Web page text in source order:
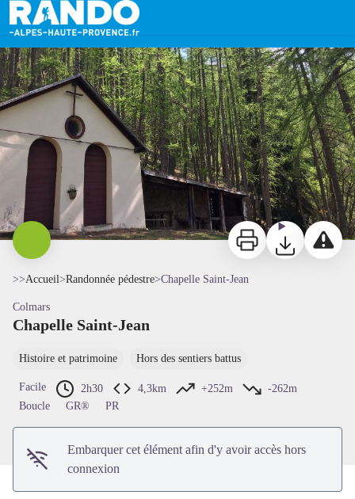
Chapelle Saint-Jean
Chapelle Saint-Jean - David BONNET
Voir l'image en plein écran
ImprimerTéléchargerSignaler
>>Accueil>Randonnée pédestre>Chapelle Saint-Jean
Colmars
Chapelle Saint-Jean
Histoire et patrimoine Hors des sentiers battus
Facile 2h30 4,3km +252m
-262m
Boucle
GR® PR
Embarquer cet élément afin d'y avoir accès hors
connexion